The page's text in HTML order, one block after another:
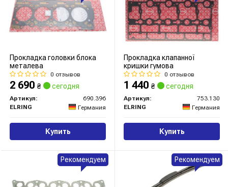
Прокладка головки блока
металева
0 отзывов
2 690 ₴ сегодня
Артикул:
690.396
ELRING
Германия
Купить
Прокладка клапанної
кришки гумова
0 отзывов
1 440 ₴ сегодня
Артикул:
753.130
ELRING
Германия
Купить
Рекомендуем Рекомендуем